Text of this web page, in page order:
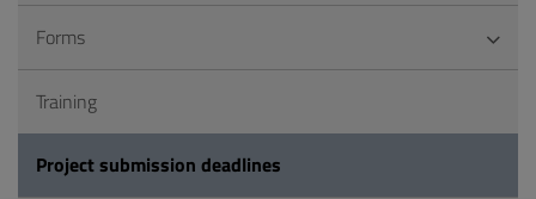
Forms
Training
Project submission deadlines